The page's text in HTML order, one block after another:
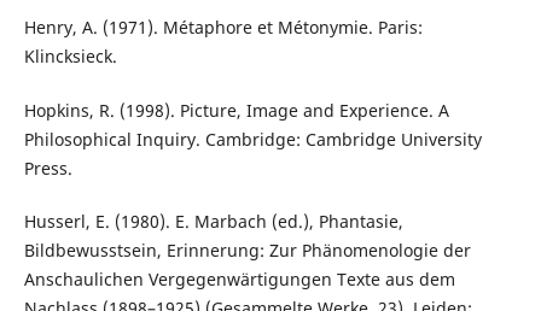
Henry, A. (1971). Métaphore et Métonymie. Paris:
Klincksieck.
Hopkins, R. (1998). Picture, Image and Experience. A
Philosophical Inquiry. Cambridge: Cambridge University
Press.
Husserl, E. (1980). E. Marbach (ed.), Phantasie,
Bildbewusstsein, Erinnerung: Zur Phänomenologie der
Anschaulichen Vergegenwärtigungen Texte aus dem